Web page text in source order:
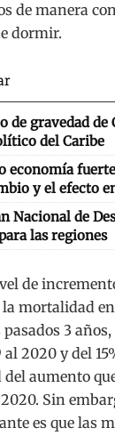
de manera
dormir.
de gravedad de
del Caribe
economía
y el efecto
Nacional de
las regiones
de
mortalidad
3
al 2020 y del
aumento
Sin
es que las